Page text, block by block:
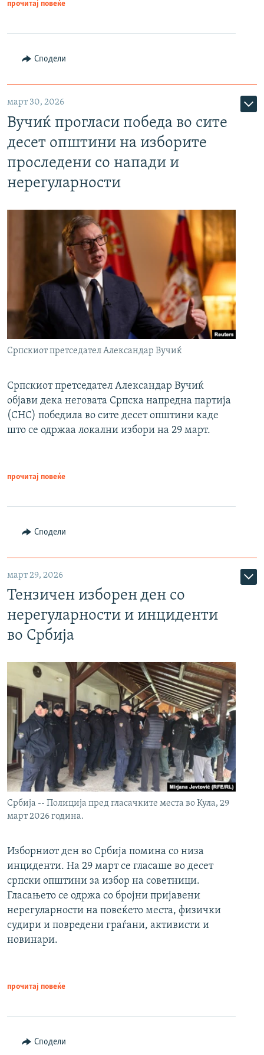
прочитај повеќе
Сподели
март 30, 2026
Вучиќ прогласи победа во сите
десет општини на изборите
проследени со напади и
нерегуларности
Српскиот претседател Александар Вучиќ
Српскиот претседател Александар Вучиќ
објави дека неговата Српска напредна партија
(СНС) победила во сите десет општини каде
што се одржаа локални избори на 29 март.
прочитај повеќе
Сподели
март 29, 2026
Тензичен изборен ден со
нерегуларности и инциденти
во Србија
Србија -- Полиција пред гласачките места во Кула, 29
март 2026 година.
Изборниот ден во Србија помина со низа
инциденти. На 29 март се гласаше во десет
српски општини за избор на советници.
Гласањето се одржа со бројни пријавени
нерегуларности на повеќето места, физички
судири и повредени граѓани, активисти и
новинари.
прочитај повеќе
Сподели